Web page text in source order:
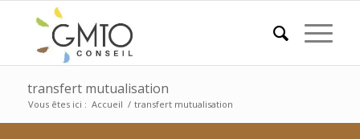
transfert mutualisation
Vous êtes ici : Accueil / transfert mutualisation